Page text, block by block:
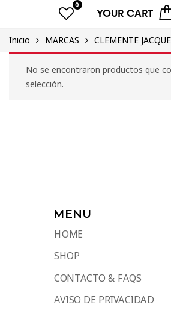
0
YOUR CART
Inicio MARCAS CLEMENTE
No se encontraron productos que
selección.
MENU
HOME
SHOP
CONTACTO & FAQS
AVISO DE PRIVACIDAD